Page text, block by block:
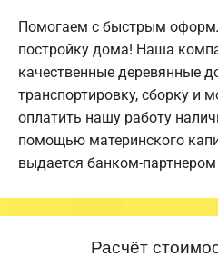
Помогаем с быстрым
постройку дома! Наша
качественные деревянные
транспортировку, сборку и
оплатить нашу работу
помощью материнского
выдается банком-
Расчёт